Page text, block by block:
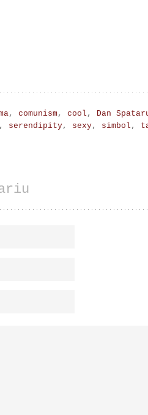
, comunism, cool , Dan
, serendipity, sexy, simbol ,